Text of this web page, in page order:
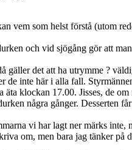
vem som helst förstå (utom
och vid sjögång gör att
det att ha utrymme ?
de inte här i alla fall.
klockan 17.00. Jisses, de
några gånger. Desserten
vi har lagt ner märks
om, men bara jag tänker på